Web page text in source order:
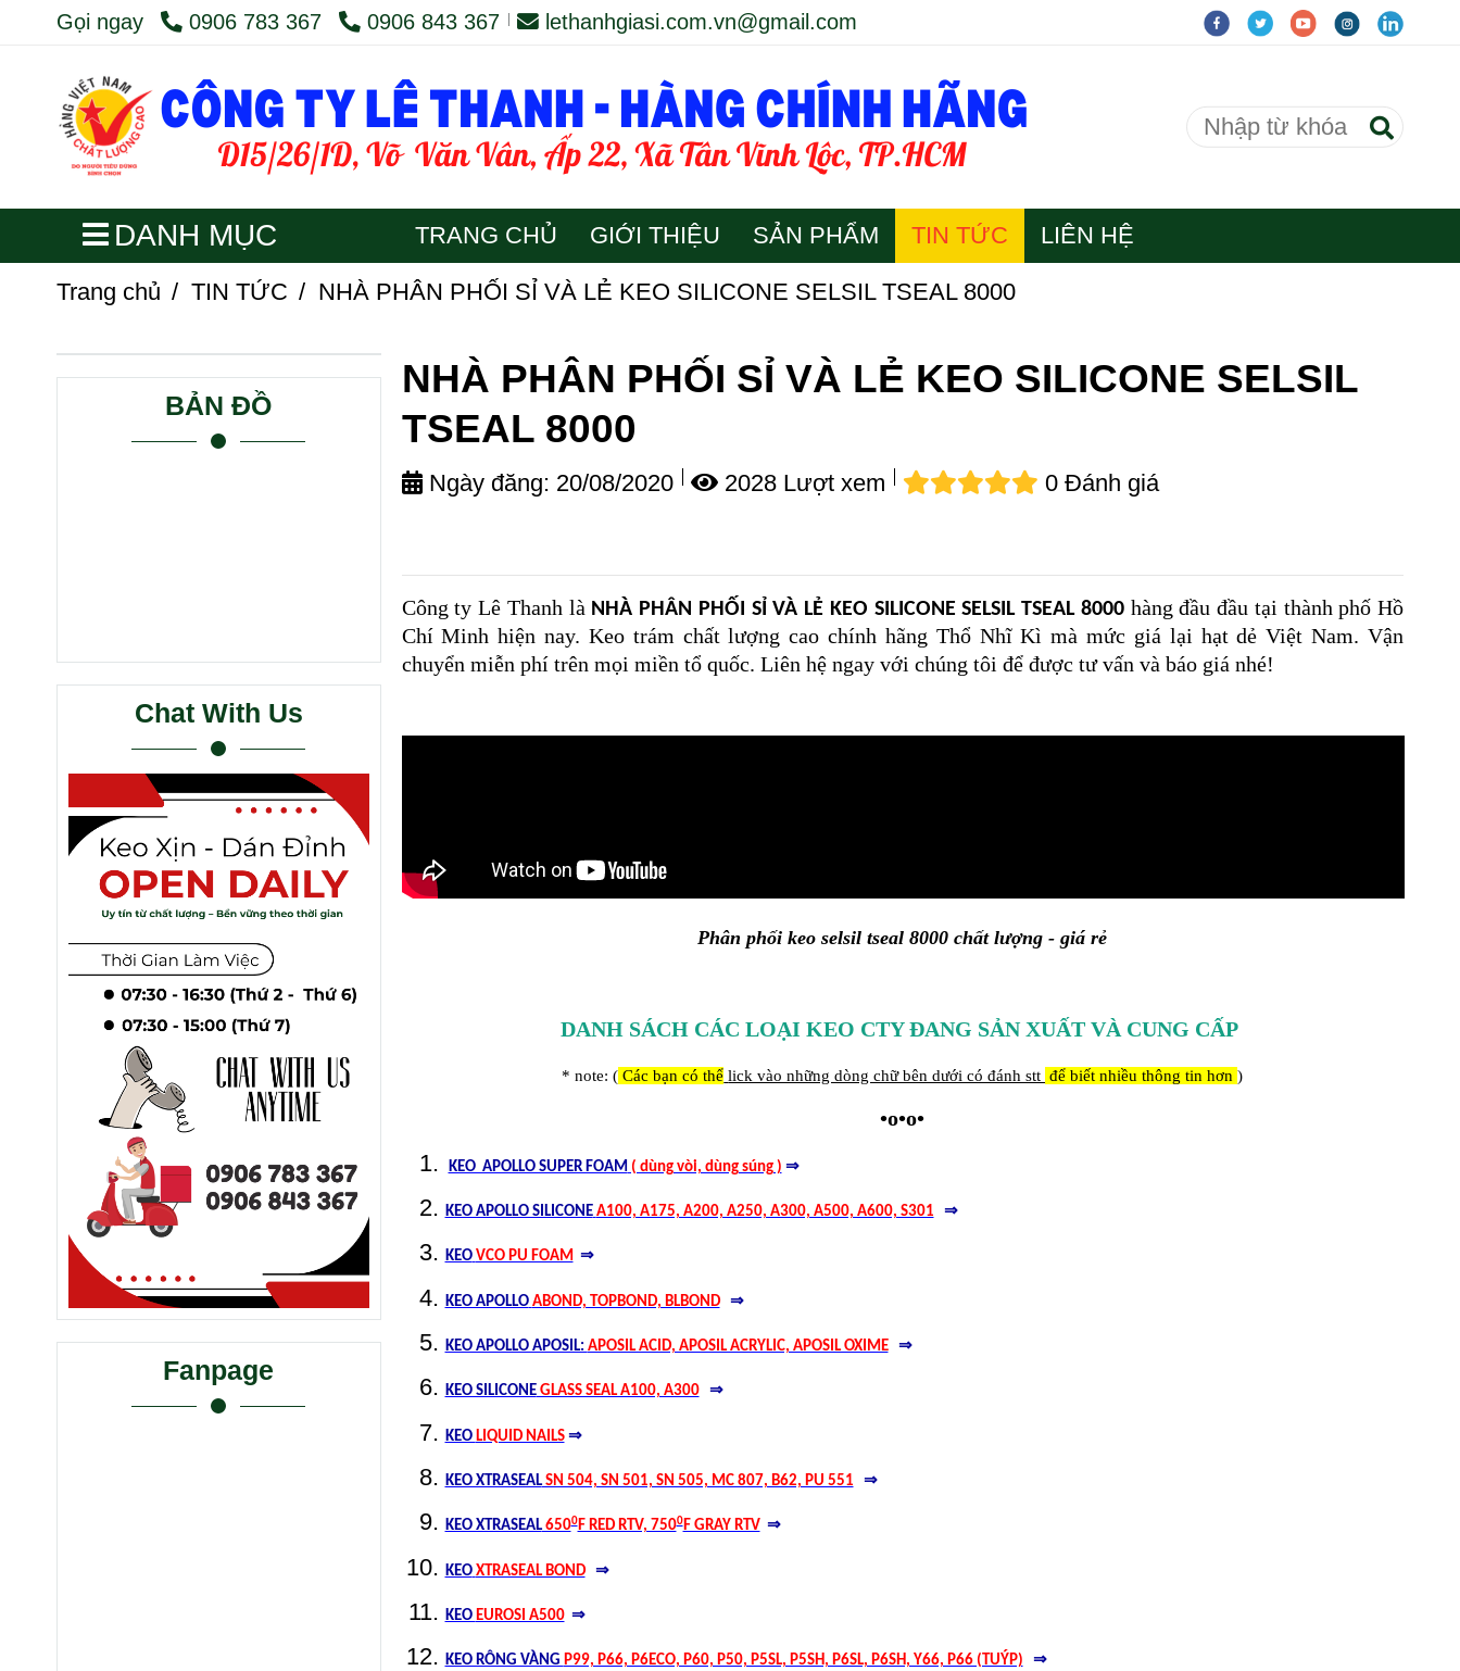
Gọi ngay 0906 783 367 0906 843 367 lethanhgiasi.com.vn@gmail.com
DANH MỤC TRANG CHỦ GIỚI THIỆU SẢN PHẨM TIN TỨC LIÊN HỆ
Trang chủ / TIN TỨC / NHÀ PHÂN PHỐI SỈ VÀ LẺ KEO SILICONE SELSIL TSEAL 8000
NHÀ PHÂN PHỐI SỈ VÀ LẺ KEO SILICONE SELSIL
TSEAL 8000
Ngày đăng: 20/08/2020 2028 Lượt xem 0 Đánh giá
Công ty Lê Thanh là NHÀ PHÂN PHỐI SỈ VÀ LẺ KEO SILICONE SELSIL TSEAL 8000 hàng đầu đầu tại thành phố Hồ
Chí Minh hiện nay. Keo trám chất lượng cao chính hãng Thổ Nhĩ Kì mà mức giá lại hạt dẻ Việt Nam. Vận
chuyển miễn phí trên mọi miền tổ quốc. Liên hệ ngay với chúng tôi để được tư vấn và báo giá nhé!
Phân phối keo selsil tseal 8000 chất lượng - giá rẻ
DANH SÁCH CÁC LOẠI KEO CTY ĐANG SẢN XUẤT VÀ CUNG CẤP
* note: ( Các bạn có thể lick vào những dòng chữ bên dưới có đánh stt để biết nhiều thông tin hơn)
•o•o•
KEO APOLLO SUPER FOAM ( dùng vòi, dùng súng ) ⇒
KEO APOLLO SILICONE A100, A175, A200, A250, A300, A500, A600, S301 ⇒
KEO VCO PU FOAM ⇒
KEO APOLLO ABOND, TOPBOND, BLBOND ⇒
KEO APOLLO APOSIL: APOSIL ACID, APOSIL ACRYLIC, APOSIL OXIME ⇒
KEO SILICONEGLASS SEAL A100, A300 ⇒
KEO LIQUID NAILS ⇒
KEO XTRASEALSN 504, SN 501, SN 505, MC 807, B62, PU 551 ⇒
KEO XTRASEAL6500F RED RTV, 7500F GRAY RTV ⇒
KEO XTRASEAL BOND ⇒
KEO EUROSI A500 ⇒
KEO RÔNG VÀNG P99, P66, P6ECO, P60, P50, P5SL, P5SH, P6SL, P6SH, Y66, P66 (TUÝP) ⇒
BẢN ĐỒ
Chat With Us
Fanpage